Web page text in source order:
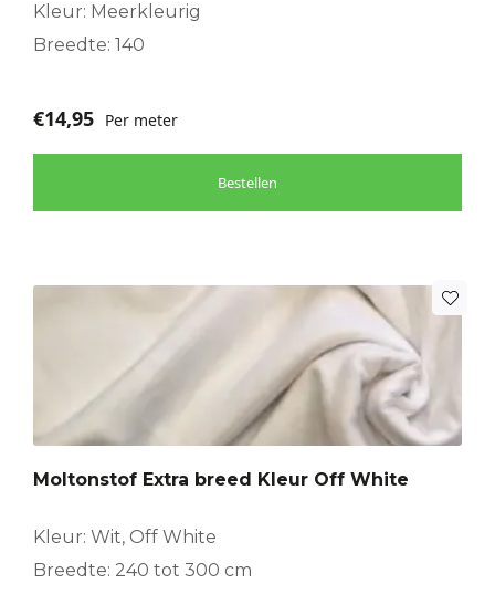
Kleur: Meerkleurig
Breedte: 140
€14,95 Per meter
Bestellen
Moltonstof Extra breed Kleur Off White
Kleur: Wit, Off White
Breedte: 240 tot 300 cm